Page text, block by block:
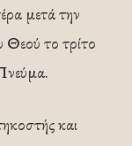
μετά την
το τρίτο
και